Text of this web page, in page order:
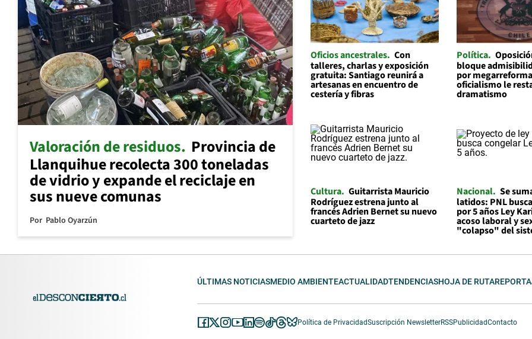
Valoración de residuos Provincia de
Llanquihue recolecta 300 toneladas
de vidrio y expande el reciclaje en
sus nueve comunas
Por Pablo Oyarzún
Oficios ancestrales Con
talleres, charlas y exposición
gratuita: Santiago reunirá a
artesanas en encuentro de
cestería y fibras
Política
bloque
por
oficialismo le
dramatismo
Cultura Guitarrista Mauricio
Rodríguez estrena junto al
francés Adrien Bernet su nuevo
cuarteto de jazz
Nacional Se
latidos: PNL
por 5 años Ley
acoso laboral y
"colapso" del
ÚLTIMAS NOTICIASMEDIO AMBIENTEACTUALIDADTENDENCIASHOJA DE RUTA
Política de PrivacidadSuscripción NewsletterRSSPublicidadContacto